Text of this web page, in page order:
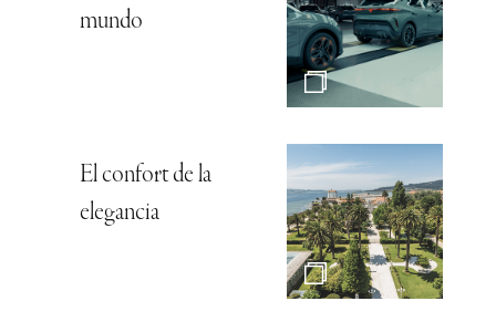
mundo
El confort de la
elegancia